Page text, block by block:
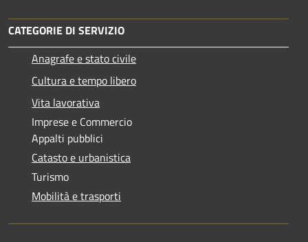
CATEGORIE DI SERVIZIO
Anagrafe e stato civile
Cultura e tempo libero
Vita lavorativa
Imprese e Commercio
Appalti pubblici
Catasto e urbanistica
Turismo
Mobilità e trasporti